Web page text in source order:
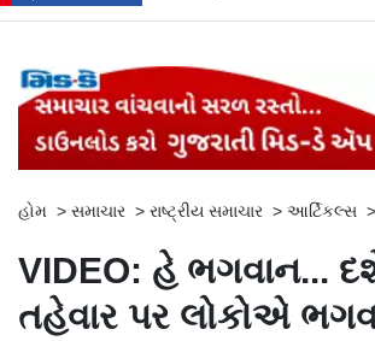
હોમ > સમાચાર > રાષ્ટ્રીય સમાચાર > આર્ટિકલ્સ >
VIDEO: હે ભગવાન...
તહેવાર પર લોકોએ